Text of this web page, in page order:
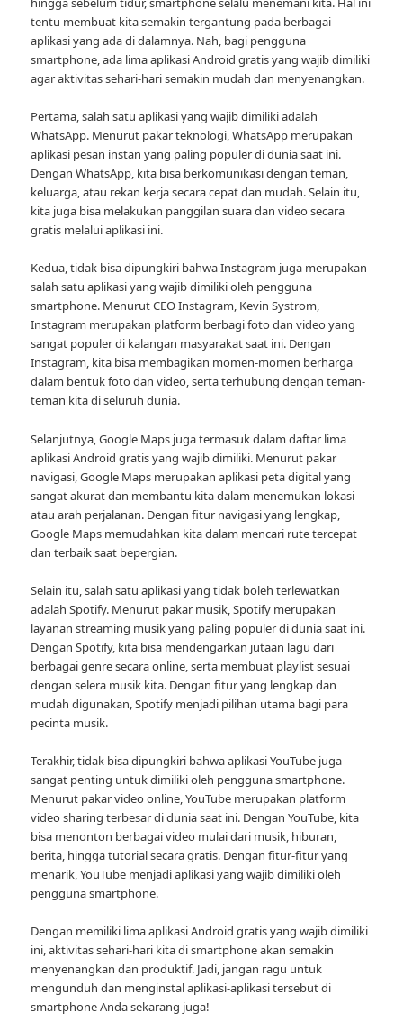
tentu membuat kita semakin tergantung pada berbagai
aplikasi yang ada di dalamnya. Nah, bagi pengguna
smartphone, ada lima aplikasi Android gratis yang wajib dimiliki
agar aktivitas sehari-hari semakin mudah dan menyenangkan.
Pertama, salah satu aplikasi yang wajib dimiliki adalah
WhatsApp. Menurut pakar teknologi, WhatsApp merupakan
aplikasi pesan instan yang paling populer di dunia saat ini.
Dengan WhatsApp, kita bisa berkomunikasi dengan teman,
keluarga, atau rekan kerja secara cepat dan mudah. Selain itu,
kita juga bisa melakukan panggilan suara dan video secara
gratis melalui aplikasi ini.
Kedua, tidak bisa dipungkiri bahwa Instagram juga merupakan
salah satu aplikasi yang wajib dimiliki oleh pengguna
smartphone. Menurut CEO Instagram, Kevin Systrom,
Instagram merupakan platform berbagi foto dan video yang
sangat populer di kalangan masyarakat saat ini. Dengan
Instagram, kita bisa membagikan momen-momen berharga
dalam bentuk foto dan video, serta terhubung dengan teman-
teman kita di seluruh dunia.
Selanjutnya, Google Maps juga termasuk dalam daftar lima
aplikasi Android gratis yang wajib dimiliki. Menurut pakar
navigasi, Google Maps merupakan aplikasi peta digital yang
sangat akurat dan membantu kita dalam menemukan lokasi
atau arah perjalanan. Dengan fitur navigasi yang lengkap,
Google Maps memudahkan kita dalam mencari rute tercepat
dan terbaik saat bepergian.
Selain itu, salah satu aplikasi yang tidak boleh terlewatkan
adalah Spotify. Menurut pakar musik, Spotify merupakan
layanan streaming musik yang paling populer di dunia saat ini.
Dengan Spotify, kita bisa mendengarkan jutaan lagu dari
berbagai genre secara online, serta membuat playlist sesuai
dengan selera musik kita. Dengan fitur yang lengkap dan
mudah digunakan, Spotify menjadi pilihan utama bagi para
pecinta musik.
Terakhir, tidak bisa dipungkiri bahwa aplikasi YouTube juga
sangat penting untuk dimiliki oleh pengguna smartphone.
Menurut pakar video online, YouTube merupakan platform
video sharing terbesar di dunia saat ini. Dengan YouTube, kita
bisa menonton berbagai video mulai dari musik, hiburan,
berita, hingga tutorial secara gratis. Dengan fitur-fitur yang
menarik, YouTube menjadi aplikasi yang wajib dimiliki oleh
pengguna smartphone.
Dengan memiliki lima aplikasi Android gratis yang wajib dimiliki
ini, aktivitas sehari-hari kita di smartphone akan semakin
menyenangkan dan produktif. Jadi, jangan ragu untuk
mengunduh dan menginstal aplikasi-aplikasi tersebut di
smartphone Anda sekarang juga!